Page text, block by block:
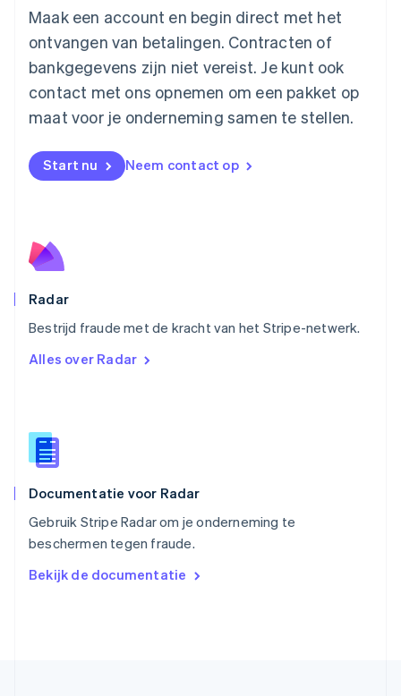
Maak een account en begin direct met het
ontvangen van betalingen. Contracten of
bankgegevens zijn niet vereist. Je kunt ook
contact met ons opnemen om een pakket op
maat voor je onderneming samen te stellen.
Start nu Neem contact op
Radar
Bestrijd fraude met de kracht van het Stripe-netwerk.
Alles over Radar
Documentatie voor Radar
Gebruik Stripe Radar om je onderneming te
beschermen tegen fraude.
Bekijk de documentatie
Mexico
EspañolEnglish
Nederland
NederlandsEnglish
Nieuw-Zeeland
English
Noorwegen
Oostenrijk
DeutschEnglish
Português
Roemenië
Singapore
English简体中文
EnglishItaliano
Español
Thailand
Tsjechië
Vasteland van China
简体中文English
English